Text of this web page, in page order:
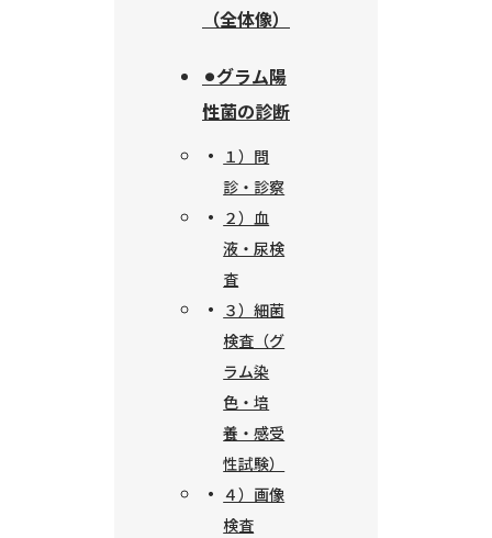
（全体像）
⚫︎グラム陽
性菌の診断
１）問
診・診察
２）血
液・尿検
査
３）細菌
検査（グ
ラム染
色・培
養・感受
性試験）
４）画像
検査